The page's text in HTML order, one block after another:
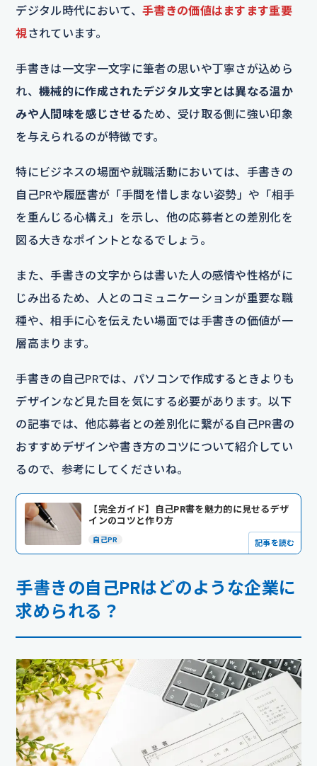
デジタル時代において、 手書きの価値はますます重要
視されています。
手書きは一文字一文字に筆者の思いや丁寧さが込めら
れ、機械的に作成されたデジタル文字とは異なる温か
みや人間味を感じさせるため、受け取る側に強い印象
を与えられるのが特徴です。
特にビジネスの場面や就職活動においては、手書きの
自己PRや履歴書が「手間を惜しまない姿勢」や「相手
を重んじる心構え」を示し、他の応募者との差別化を
図る大きなポイントとなるでしょう。
また、手書きの文字からは書いた人の感情や性格がに
じみ出るため、人とのコミュニケーションが重要な職
種や、相手に心を伝えたい場面では手書きの価値が一
層高まります。
手書きの自己PRでは、パソコンで作成するときよりも
デザインなど見た目を気にする必要があります。以下
の記事では、他応募者との差別化に繋がる自己PR書の
おすすめデザインや書き方のコツについて紹介してい
るので、参考にしてくださいね。
【完全ガイド】自己PR書を魅力的に見せるデザ
インのコツと作り方
自己PR 記事を読む
手書きの自己PRはどのような企業に
求められる？